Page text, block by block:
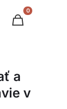
0
a
v